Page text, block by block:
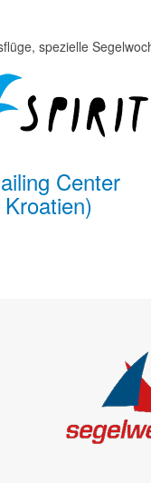
spezielle
Center